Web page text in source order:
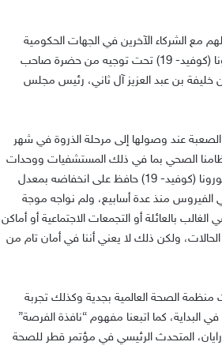
مع الشركاء الآخرين في الجهات الحكومية
لوضع استراتيجية شاملة لحماية سكان دولة قطر من خطر تفشي فيروس كورونا (كوفيد- 19) تحت توجيه من حضرة صاحب
خليفة بن عبد العزيز آل ثاني، رئيس مجلس
سعادتها: “واجهت دولة قطر جائحة تفشي فيروس كورونا (كوفيد- 19) الصعبة عند وصولها إلى مرحلة الذروة في شهر
يكن نظامنا الصحي بما في ذلك المستشفيات ووحدات
العناية المركزة مثقلاً بعدد الحالات، حيث أن عدد الوفيات الناجمة عن فيروس كورونا (كوفيد- 19) حافظ على انخفاضه بمعدل
الفيروس منذ عدة أسابيع، ولم نواجه موجة
بالعائلة أو التجمعات الاجتماعية أو أماكن
ولكن ذلك لا يعني أننا في أمان تام من
منظمة الصحة العالمية بجدية وكذلك تجربة
البداية، كما اتبعنا مفهوم “نافذة الفرصة”
رايان، المتحدث الرئيسي في مؤتمر قطر للصحة